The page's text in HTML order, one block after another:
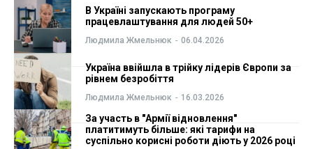
Фінанси
Валютний ринок
Криптовалюта
Робота і освіта
Фінанси
Валютний ринок
Криптовалюта
Робота і освіта
В Україні запускають програму
працевлаштування для людей 50+
Людмила Жмельнюк - 06.04.2026
Україна ввійшла в трійку лідерів Європи за
рівнем безробіття
Людмила Жмельнюк - 16.03.2026
За участь в "Армії відновлення"
платитимуть більше: які тарифи на
суспільно корисні роботи діють у 2026 році